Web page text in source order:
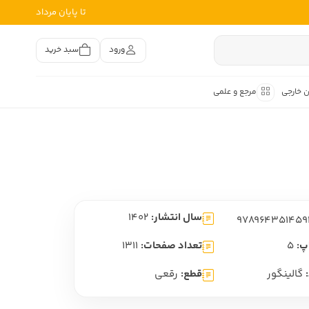
تا پایان مرداد
ورود سبد خرید
خارجی مرجع و علمی
فارسی
متون کهن
سال انتشار: 1402
5 تعداد صفحات: 1311
گالینگور قطع: رقعی